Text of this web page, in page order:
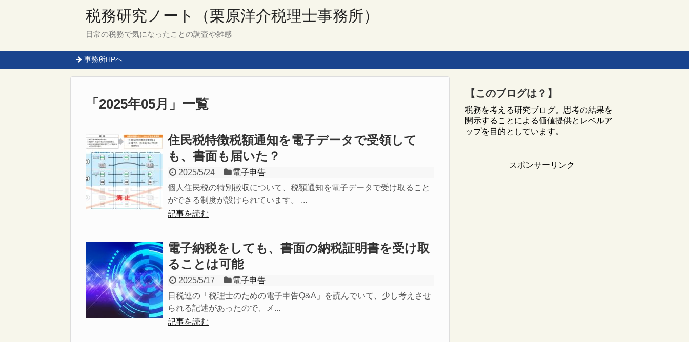
税務研究ノート（栗原洋介税理士事務所）
日常の税務で気になったことの調査や雑感
事務所HPへ
「 2025年05月 」 一覧
住民税特徴税額通知を電子データで受領して
も、書面も届いた？
2025/5/24
電子申告
個人住民税の特別徴収について、税額通知を電子データで受け取ること
ができる制度が設けられています。 ...
記事を読む
電子納税をしても、書面の納税証明書を受け取
ることは可能
2025/5/17
電子申告
日税連の「税理士のための電子申告Q&A」を読んでいて、少し考えさせ
られる記述があったので、メ...
記事を読む
【このブログは？】
税務を考える研究ブログ。思考の結果を
開示することによる価値提供とレベルア
ップを目的としています。
スポンサーリンク